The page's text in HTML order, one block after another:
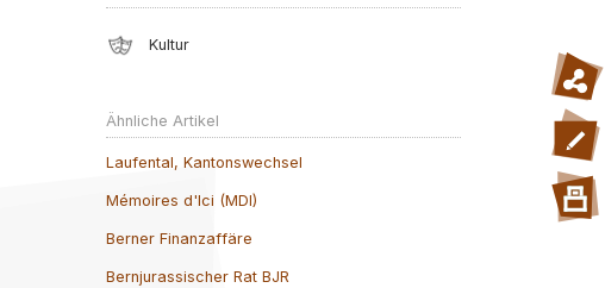
Kultur
Ähnliche Artikel
Laufental, Kantonswechsel
Mémoires d'Ici (MDI)
Berner Finanzaffäre
Bernjurassischer Rat BJR